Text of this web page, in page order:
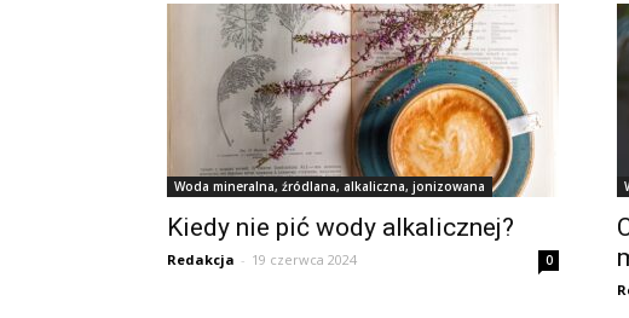
Woda mineralna, źródlana, alkaliczna, jonizowana
Kiedy nie pić wody alkalicznej?
Redakcja - 19 czerwca 2024 0